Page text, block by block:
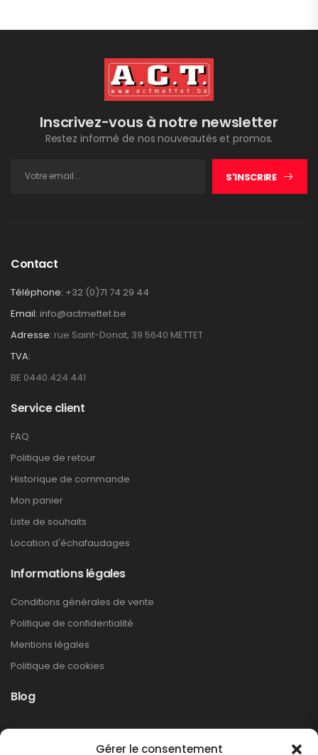
Gérer le consentement
Inscrivez-vous à notre newsletter
Restez informé de nos nouveautés et promos.
S'INSCRIRE
Contact
Téléphone: +32 (0)71 74 29 44
Email: info@actmettet.be
Adresse: rue Saint-Donat, 39 5640 METTET
TVA:
BE 0440.424.441
Service client
FAQ
Politique de retour
Historique de commande
Mon panier
Liste de souhaits
Location d'échafaudages
Informations légales
Conditions générales de vente
Politique de confidentialité
Mentions légales
Politique de cookies
Blog